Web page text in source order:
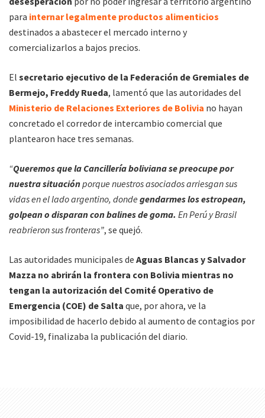
para internar legalmente productos alimenticios
destinados a abastecer el mercado interno y
comercializarlos a bajos precios.
El secretario ejecutivo de la Federación de Gremiales de
Bermejo, Freddy Rueda, lamentó que las autoridades del
Ministerio de Relaciones Exteriores de Bolivia no hayan
concretado el corredor de intercambio comercial que
plantearon hace tres semanas.
“Queremos que la Cancillería boliviana se preocupe por
nuestra situaciónporque nuestros asociados arriesgan sus
vidas en el lado argentino, donde gendarmes los estropean,
golpean o disparan con balines de goma. En Perú y Brasil
reabrieron sus fronteras”, se quejó.
Las autoridades municipales de Aguas Blancas y Salvador
Mazza no abrirán la frontera con Bolivia mientras no
tengan la autorización del Comité Operativo de
Emergencia (COE) de Salta que, por ahora, ve la
imposibilidad de hacerlo debido al aumento de contagios por
Covid-19, finalizaba la publicación del diario.